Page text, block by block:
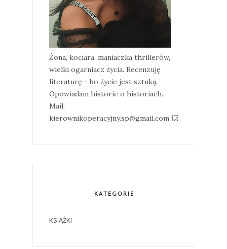
Żona, kociara, maniaczka thrillerów,
wielki ogarniacz życia. Recenzuję
literaturę - bo życie jest sztuką.
Opowiadam historie o historiach.
Mail:
kierownikoperacyjny.sp@gmail.com 💥
KATEGORIE
KSIĄŻKI